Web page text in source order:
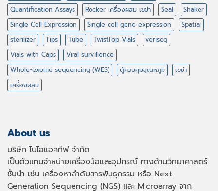
Quantification Assays
Rocker เครื่องผสม เขย่า Seal
Shaker
Single Cell Expression
Single cell gene expression
Spatial
sterilizer
Tips Tube TwistTop Vials
veriseq
Vials with Caps
Viral survillence
Whole-exome sequencing (WES)
ตู้ควบคุมอุณหภูมิ
เขย่า
เครื่องผสม
About us
บริษัท ไบโอแอคทีฟ จำกัด
เป็นตัวแทนจำหน่ายเครื่องมือและอุปกรณ์ ทางด้านวิทยาศาสตร์
ชั้นนำ เช่น เครื่องหาลำดับสารพันธุกรรม หรือ Next
Generation Sequencing (NGS) และ Microarray จาก